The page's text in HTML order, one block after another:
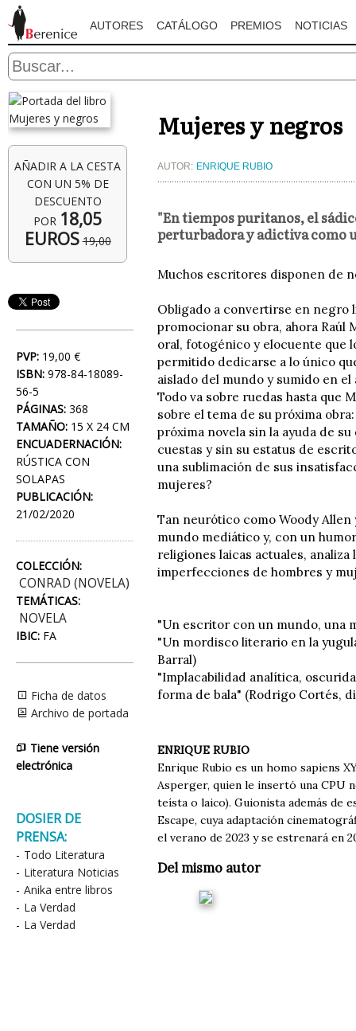
AUTORES CATÁLOGO PREMIOS NOTICIAS
AÑADIR A LA CESTA
CON UN 5% DE
DESCUENTO
POR 18,05
EUROS 19,00
PVP: 19,00 €
ISBN: 978-84-18089-
56-5
PÁGINAS: 368
TAMAÑO: 15 X 24 CM
ENCUADERNACIÓN:
RÚSTICA CON
SOLAPAS
PUBLICACIÓN:
21/02/2020
COLECCIÓN:
CONRAD (NOVELA)
TEMÁTICAS:
NOVELA
IBIC: FA
Ficha de datos
Archivo de portada
Tiene versión
electrónica
DOSIER DE
PRENSA:
- Todo Literatura
- Literatura Noticias
- Anika entre libros
- La Verdad
- La Verdad
Mujeres y negros
AUTOR: ENRIQUE RUBIO
"En tiempos puritanos, el
perturbadora y adictiva como
Muchos escritores disponen de
Obligado a convertirse en negro
promocionar su obra, ahora Raúl
oral, fotogénico y elocuente que
permitido dedicarse a lo único
aislado del mundo y sumido en
Todo va sobre ruedas hasta que
sobre el tema de su próxima
próxima novela sin la ayuda de
cuestas y sin su estatus de
una sublimación de sus
mujeres?
Tan neurótico como Woody Allen
mundo mediático y, con un
religiones laicas actuales,
imperfecciones de hombres y
"Un escritor con un mundo, una
"Un mordisco literario en la
Barral)
"Implacabilidad analítica,
forma de bala" (Rodrigo Cortés,
ENRIQUE RUBIO
Enrique Rubio es un homo sapiens
Asperger, quien le insertó una CPU
teísta o laico). Guionista además de
Escape, cuya adaptación
el verano de 2023 y se estrenará en
Del mismo autor